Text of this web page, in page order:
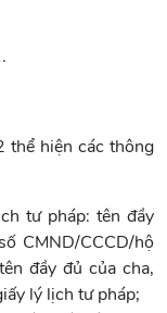
.
thể hiện các thông
tư pháp: tên đầy
CMND/CCCD/hộ
đầy đủ của cha,
lý lịch tư pháp;